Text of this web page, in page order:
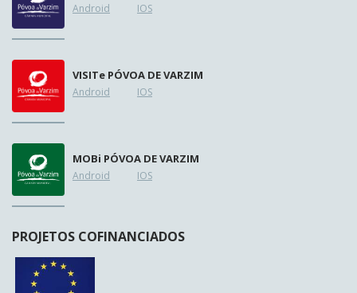
Android IOS
VISITe PÓVOA DE VARZIM
Android IOS
MOBi PÓVOA DE VARZIM
Android IOS
PROJETOS COFINANCIADOS